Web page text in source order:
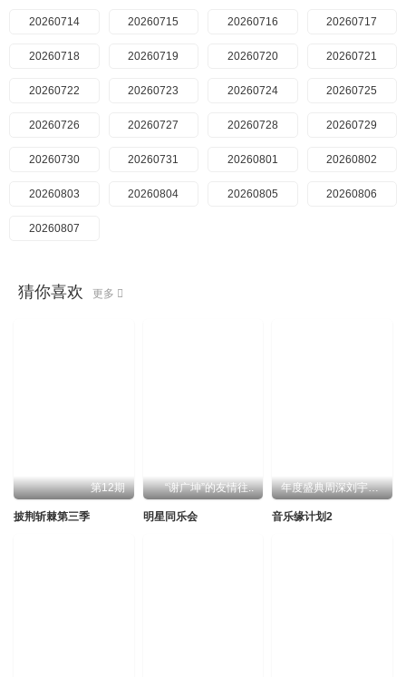
20260714 20260715 20260716 20260717
20260718 20260719 20260720 20260721
20260722 20260723 20260724 20260725
20260726 20260727 20260728 20260729
20260730 20260731 20260801 20260802
20260803 20260804 20260805 20260806
20260807
猜你喜欢 更多
第12期
披荆斩棘第三季
“谢广坤”的友情往..
明星同乐会
年度盛典周深刘宇宁..
音乐缘计划2